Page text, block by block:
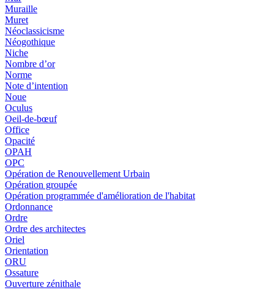
Muraille
Muret
Néoclassicisme
Néogothique
Niche
Nombre d’or
Norme
Note d’intention
Noue
Oculus
Oeil-de-bœuf
Office
Opacité
OPAH
OPC
Opération de Renouvellement Urbain
Opération groupée
Opération programmée d'amélioration de l'habitat
Ordonnance
Ordre
Ordre des architectes
Oriel
Orientation
ORU
Ossature
Ouverture zénithale